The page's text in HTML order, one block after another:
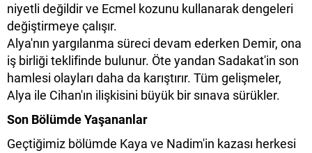
niyetli değildir ve Ecmel kozunu kullanarak dengeleri
değiştirmeye çalışır.
Alya'nın yargılanma süreci devam ederken Demir, ona
iş birliği teklifinde bulunur. Öte yandan Sadakat'in son
hamlesi olayları daha da karıştırır. Tüm gelişmeler,
Alya ile Cihan'ın ilişkisini büyük bir sınava sürükler.
Son Bölümde Yaşananlar
Geçtiğimiz bölümde Kaya ve Nadim'in kazası herkesi